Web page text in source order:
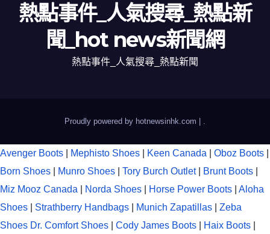
熱點事件_人氣搜尋_熱點新
聞_hot news新聞網
熱點事件_人氣搜尋_熱點新聞
Proudly powered by hotnewsinhk.com .
Avenger Boots Mephisto Shoes Keen Canada Oboz Boots
Born Shoes
Munro Shoes Tory Burch Outlet Brunt Boots
Miz Mooz Canada
Norda Shoes Horse Power Boots
Aloha
Shoes
Strathberry Handbags Munich Zapatillas
Zeba
Shoes Dr. Comfort Shoes Cody James Boots Haix Boots